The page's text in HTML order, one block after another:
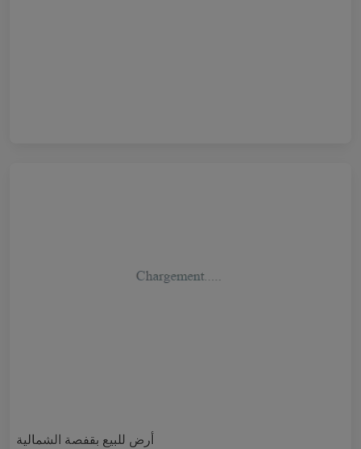
أرض للبيع بقفصة الشمالية